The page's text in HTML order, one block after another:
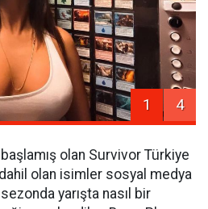
1 4
olan Survivor Türkiye
olan isimler sosyal medya
yarışta nasıl bir